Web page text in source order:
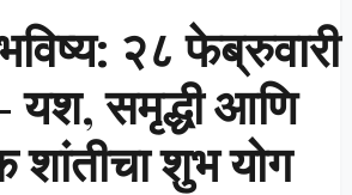
२८ फेब्रुवारी
समृद्धी आणि
शांतीचा शुभ योग